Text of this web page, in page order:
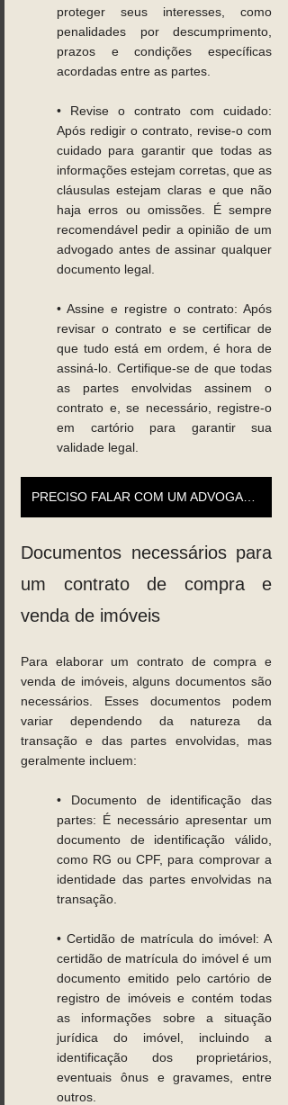
proteger seus interesses, como
penalidades por descumprimento,
prazos e condições específicas
acordadas entre as partes.
• Revise o contrato com cuidado:
Após redigir o contrato, revise-o com
cuidado para garantir que todas as
informações estejam corretas, que as
cláusulas estejam claras e que não
haja erros ou omissões. É sempre
recomendável pedir a opinião de um
advogado antes de assinar qualquer
documento legal.
• Assine e registre o contrato: Após
revisar o contrato e se certificar de
que tudo está em ordem, é hora de
assiná-lo. Certifique-se de que todas
as partes envolvidas assinem o
contrato e, se necessário, registre-o
em cartório para garantir sua
validade legal.
Documentos necessários para
um contrato de compra e
venda de imóveis
Para elaborar um contrato de compra e
venda de imóveis, alguns documentos são
necessários. Esses documentos podem
variar dependendo da natureza da
transação e das partes envolvidas, mas
geralmente incluem:
• Documento de identificação das
partes: É necessário apresentar um
documento de identificação válido,
como RG ou CPF, para comprovar a
identidade das partes envolvidas na
transação.
• Certidão de matrícula do imóvel: A
certidão de matrícula do imóvel é um
documento emitido pelo cartório de
registro de imóveis e contém todas
as informações sobre a situação
jurídica do imóvel, incluindo a
identificação dos proprietários,
eventuais ônus e gravames, entre
outros.